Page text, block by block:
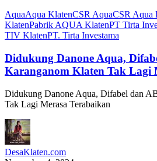
AquaAqua KlatenCSR AquaCSR Aqua
KlatenPabrik AQUA KlatenPT Tirta
TIV KlatenPT. Tirta Investama
Didukung Danone Aqua,
Karanganom Klaten Tak Lagi
Didukung Danone Aqua, Difabel dan
Tak Lagi Merasa Terabaikan
DesaKlaten.com